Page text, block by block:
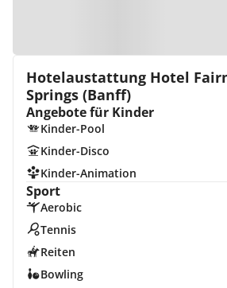
Hotelaustattung Hotel
Springs (Banff)
Angebote für Kinder
Kinder-Pool
Kinder-Disco
Kinder-Animation
Sport
Aerobic
Tennis
Reiten
Bowling